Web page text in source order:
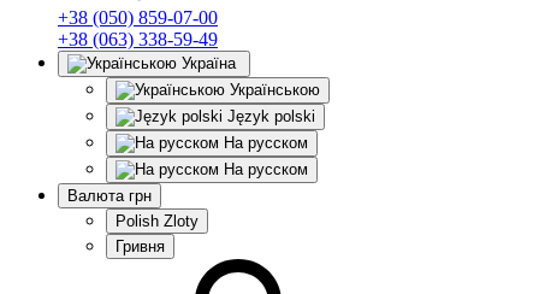
+38 (050) 859-07-00
+38 (063) 338-59-49
Україна
Українською
Język polski
На русском
На русском
Валюта грн
Polish Zloty
Гривня